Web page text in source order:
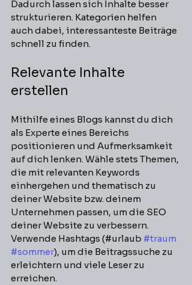
Dadurch lassen sich Inhalte besser
strukturieren. Kategorien helfen
auch dabei, interessanteste Beiträge
schnell zu finden.
Relevante Inhalte
erstellen
Mithilfe eines Blogs kannst du dich
als Experte eines Bereichs
positionieren und Aufmerksamkeit
auf dich lenken. Wähle stets Themen,
die mit relevanten Keywords
einhergehen und thematisch zu
deiner Website bzw. deinem
Unternehmen passen, um die SEO
deiner Website zu verbessern.
Verwende Hashtags (#urlaub #traum
#sommer), um die Beitragssuche zu
erleichtern und viele Leser zu
erreichen.